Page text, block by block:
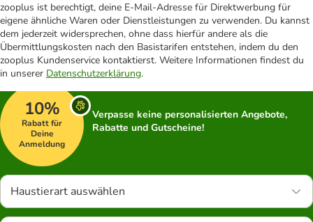
zooplus ist berechtigt, deine E-Mail-Adresse für Direktwerbung für
eigene ähnliche Waren oder Dienstleistungen zu verwenden. Du kannst
dem jederzeit widersprechen, ohne dass hierfür andere als die
Übermittlungskosten nach den Basistarifen entstehen, indem du den
zooplus Kundenservice kontaktierst. Weitere Informationen findest du
in unserer Datenschutzerklärung.
10%
Rabatt für
Deine
Anmeldung
Verpasse keine personalisierten Angebote,
Rabatte und Gutscheine!
Haustierart auswählen